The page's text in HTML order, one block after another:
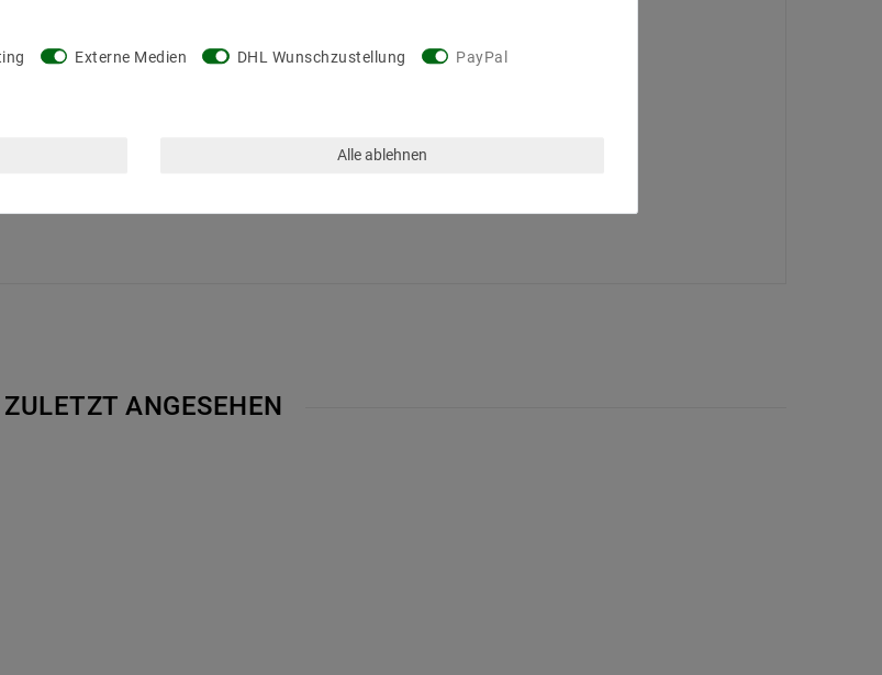
ZULETZT ANGESEHEN
Externe Medien DHL Wunschzustellung PayPal
Alle ablehnen